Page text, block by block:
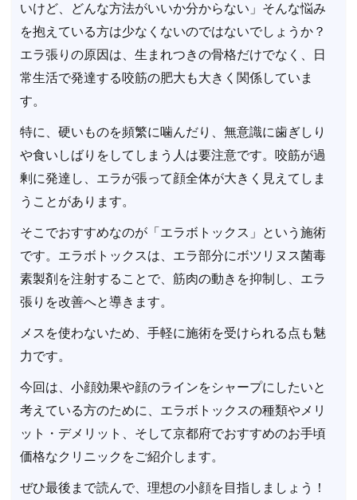
いけど、どんな方法がいいか分からない」そんな悩み
を抱えている方は少なくないのではないでしょうか？
エラ張りの原因は、生まれつきの骨格だけでなく、日
常生活で発達する咬筋の肥大も大きく関係していま
す。
特に、硬いものを頻繁に噛んだり、無意識に歯ぎしり
や食いしばりをしてしまう人は要注意です。咬筋が過
剰に発達し、エラが張って顔全体が大きく見えてしま
うことがあります。
そこでおすすめなのが「エラボトックス」という施術
です。エラボトックスは、エラ部分にボツリヌス菌毒
素製剤を注射することで、筋肉の動きを抑制し、エラ
張りを改善へと導きます。
メスを使わないため、手軽に施術を受けられる点も魅
力です。
今回は、小顔効果や顔のラインをシャープにしたいと
考えている方のために、エラボトックスの種類やメリ
ット・デメリット、そして京都府でおすすめのお手頃
価格なクリニックをご紹介します。
ぜひ最後まで読んで、理想の小顔を目指しましょう！